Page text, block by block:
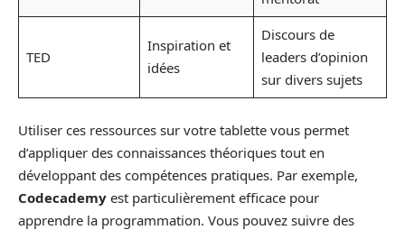
TED
Inspiration et
idées
Discours de
leaders d’opinion
sur divers sujets
Utiliser ces ressources sur votre tablette vous permet
d’appliquer des connaissances théoriques tout en
développant des compétences pratiques. Par exemple,
Codecademy est particulièrement efficace pour
apprendre la programmation. Vous pouvez suivre des